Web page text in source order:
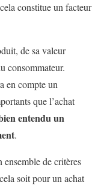
constitue un facteur
de sa valeur
consommateur.
en compte un
que l’achat
entendu un
.
de critères
soit pour un achat